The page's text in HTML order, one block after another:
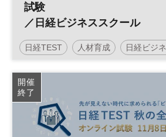
試験
／日経ビジネススクール
日経TEST 人材育成 日経ビジ
開催
終了